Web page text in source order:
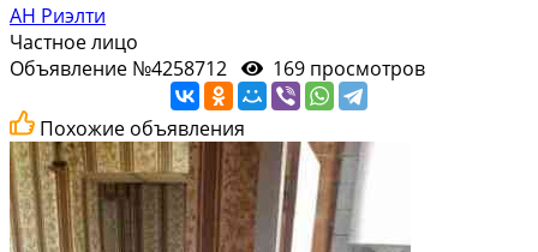
АН Риэлти
Частное лицо
Объявление №4258712
169 просмотров
Похожие объявления